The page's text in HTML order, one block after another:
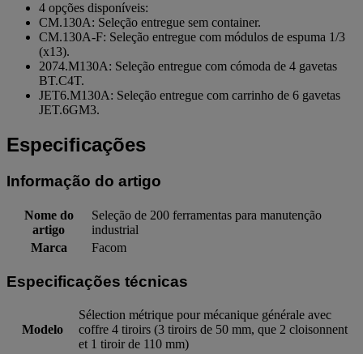
4 opções disponíveis:
CM.130A: Seleção entregue sem container.
CM.130A-F: Seleção entregue com módulos de espuma 1/3
(x13).
2074.M130A: Seleção entregue com cómoda de 4 gavetas
BT.C4T.
JET6.M130A: Seleção entregue com carrinho de 6 gavetas
JET.6GM3.
Especificações
Informação do artigo
Nome do
artigo
Seleção de 200 ferramentas para manutenção
industrial
Marca
Facom
Especificações técnicas
Modelo
Sélection métrique pour mécanique générale avec
coffre 4 tiroirs (3 tiroirs de 50 mm, que 2 cloisonnent
et 1 tiroir de 110 mm)